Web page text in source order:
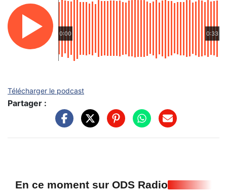
0:00 0:33
Télécharger le podcast
Partager :
En ce moment sur ODS Radio